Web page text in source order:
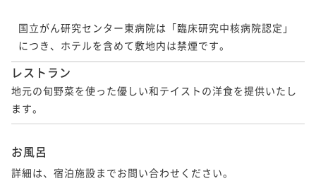
国立がん研究センター東病院は「臨床研究中核病院認定」
につき、ホテルを含めて敷地内は禁煙です。
レストラン
地元の旬野菜を使った優しい和テイストの洋食を提供いたし
ます。
お風呂
詳細は、宿泊施設までお問い合わせください。